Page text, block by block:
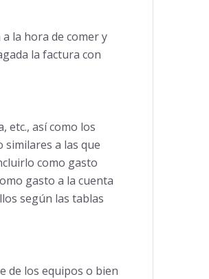
la hora de comer y
la factura con
etc., así como los
similares a las que
como gasto
gasto a la cuenta
según las tablas
de los equipos o bien